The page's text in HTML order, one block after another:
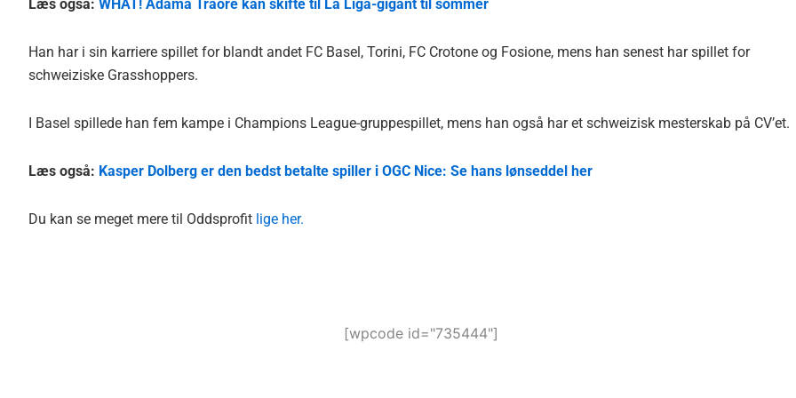
Læs også: WHAT! Adama Traore kan skifte til La Liga-gigant til sommer
Han har i sin karriere spillet for blandt andet FC Basel, Torini, FC Crotone og Fosione, mens han senest har spillet for
schweiziske Grasshoppers.
I Basel spillede han fem kampe i Champions League-gruppespillet, mens han også har et schweizisk mesterskab på CV’et.
Læs også: Kasper Dolberg er den bedst betalte spiller i OGC Nice: Se hans lønseddel her
Du kan se meget mere til Oddsprofit lige her.
[wpcode id="735444"]